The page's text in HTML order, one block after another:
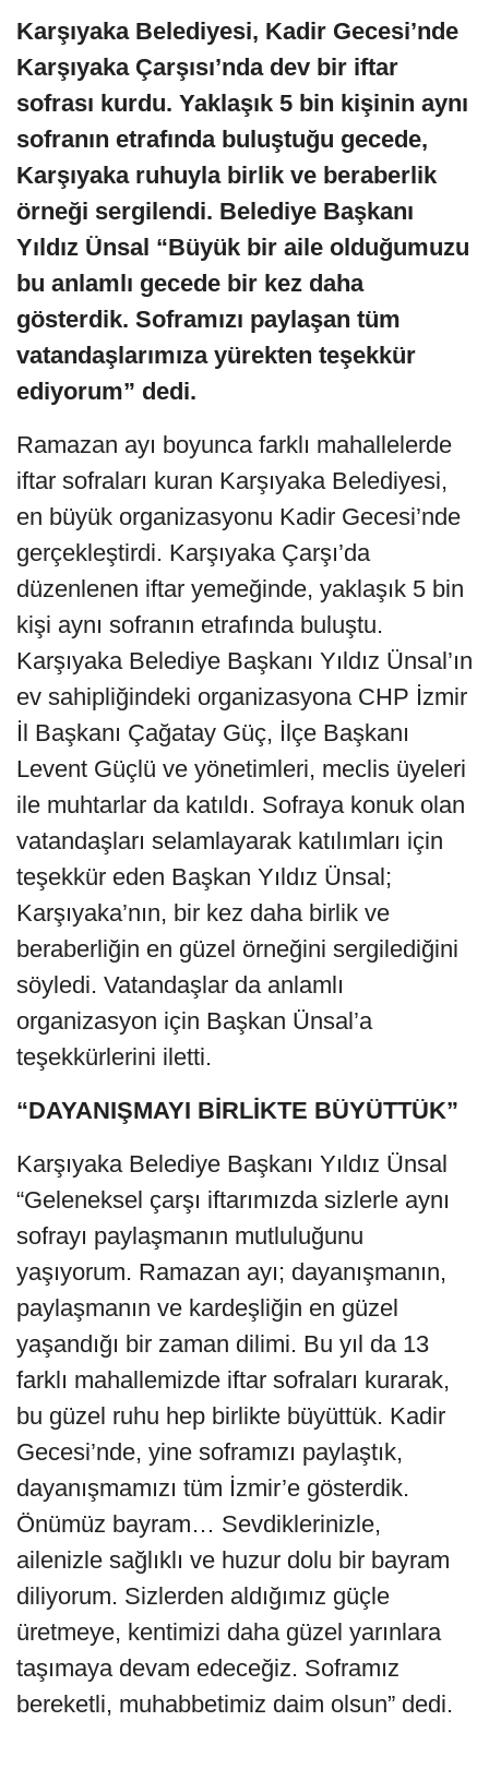
Karşıyaka Belediyesi, Kadir Gecesi’nde
Karşıyaka Çarşısı’nda dev bir iftar
sofrası kurdu. Yaklaşık 5 bin kişinin aynı
sofranın etrafında buluştuğu gecede,
Karşıyaka ruhuyla birlik ve beraberlik
örneği sergilendi. Belediye Başkanı
Yıldız Ünsal “Büyük bir aile olduğumuzu
bu anlamlı gecede bir kez daha
gösterdik. Soframızı paylaşan tüm
vatandaşlarımıza yürekten teşekkür
ediyorum” dedi.
Ramazan ayı boyunca farklı mahallelerde
iftar sofraları kuran Karşıyaka Belediyesi,
en büyük organizasyonu Kadir Gecesi’nde
gerçekleştirdi. Karşıyaka Çarşı’da
düzenlenen iftar yemeğinde, yaklaşık 5 bin
kişi aynı sofranın etrafında buluştu.
Karşıyaka Belediye Başkanı Yıldız Ünsal’ın
ev sahipliğindeki organizasyona CHP İzmir
İl Başkanı Çağatay Güç, İlçe Başkanı
Levent Güçlü ve yönetimleri, meclis üyeleri
ile muhtarlar da katıldı. Sofraya konuk olan
vatandaşları selamlayarak katılımları için
teşekkür eden Başkan Yıldız Ünsal;
Karşıyaka’nın, bir kez daha birlik ve
beraberliğin en güzel örneğini sergilediğini
söyledi. Vatandaşlar da anlamlı
organizasyon için Başkan Ünsal’a
teşekkürlerini iletti.
“DAYANIŞMAYI BİRLİKTE BÜYÜTTÜK”
Karşıyaka Belediye Başkanı Yıldız Ünsal
“Geleneksel çarşı iftarımızda sizlerle aynı
sofrayı paylaşmanın mutluluğunu
yaşıyorum. Ramazan ayı; dayanışmanın,
paylaşmanın ve kardeşliğin en güzel
yaşandığı bir zaman dilimi. Bu yıl da 13
farklı mahallemizde iftar sofraları kurarak,
bu güzel ruhu hep birlikte büyüttük. Kadir
Gecesi’nde, yine soframızı paylaştık,
dayanışmamızı tüm İzmir’e gösterdik.
Önümüz bayram… Sevdiklerinizle,
ailenizle sağlıklı ve huzur dolu bir bayram
diliyorum. Sizlerden aldığımız güçle
üretmeye, kentimizi daha güzel yarınlara
taşımaya devam edeceğiz. Soframız
bereketli, muhabbetimiz daim olsun” dedi.